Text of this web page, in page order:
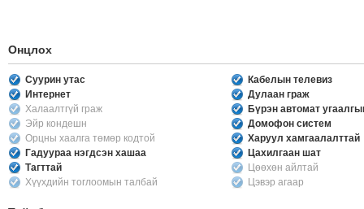
Онцлох
Суурин утас
Кабелын телевиз
Интернет
Дулаан граж
Халаалтгүй граж
Бүрэн автомат
Эйр кондешн
Домофон систем
Орцны хаалга төмөр кодтой
Харуул хамгаалалттай
Гадуураа нэгдсэн хашаа
Цахилгаан шат
Тагттай
Цөөхөн айлтай
Хүүхдийн тоглоомын талбай
Цэвэр агаар